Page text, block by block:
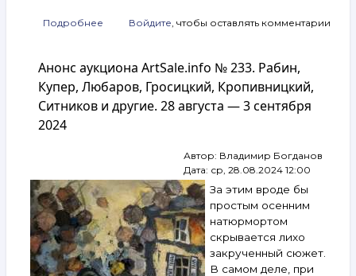
Подробнее
ArtSale.info
№ 234.
Штейнберг,
Васильев-
Ситников
и другие.
4–
10 сентября
2024
Войдите, чтобы оставлять комментарии
Анонс аукциона ArtSale.info № 233. Рабин,
Купер, Любаров, Гросицкий, Кропивницкий,
Ситников и другие. 28 августа — 3 сентября
2024
Автор: Владимир Богданов
Дата: ср, 28.08.2024 12:00
За этим вроде бы
простым осенним
натюрмортом
скрывается лихо
закрученный сюжет.
В самом деле, при